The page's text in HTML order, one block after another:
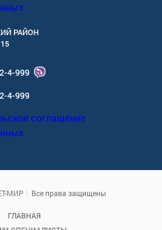
РАЙОН
4-999
4-999
соглашение
МИР Все права защищены
ГЛАВНАЯ